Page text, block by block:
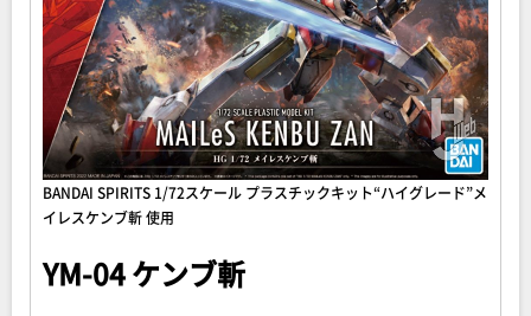
BANDAI SPIRITS 1/72スケール プラスチックキット“ハイグレード”メ
イレスケンブ斬 使用
YM-04 ケンブ斬